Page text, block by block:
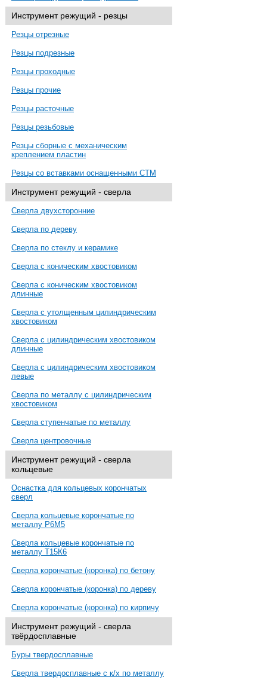
Инструмент режущий - резцы
Резцы отрезные
Резцы подрезные
Резцы проходные
Резцы прочие
Резцы расточные
Резцы резьбовые
Резцы сборные с механическим
креплением пластин
Резцы со вставками оснащенными СТМ
Инструмент режущий - сверла
Сверла двухсторонние
Сверла по дереву
Сверла по стеклу и керамике
Сверла с коническим хвостовиком
Сверла с коническим хвостовиком
длинные
Сверла с утолщенным цилиндрическим
хвостовиком
Сверла с цилиндрическим хвостовиком
длинные
Сверла с цилиндрическим хвостовиком
левые
Сверла по металлу с цилиндрическим
хвостовиком
Сверла ступенчатые по металлу
Сверла центровочные
Инструмент режущий - сверла
кольцевые
Оснастка для кольцевых корончатых
сверл
Сверла кольцевые корончатые по
металлу Р6М5
Сверла кольцевые корончатые по
металлу Т15К6
Сверла корончатые (коронка) по бетону
Сверла корончатые (коронка) по дереву
Сверла корончатые (коронка) по кирпичу
Инструмент режущий - сверла
твёрдосплавные
Буры твердосплавные
Сверла твердосплавные с к/х по металлу